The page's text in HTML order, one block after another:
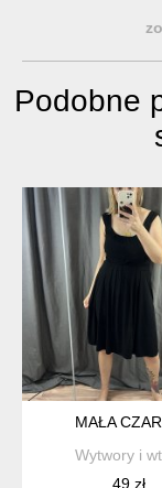
Podobne
MAŁA
Wytwory i
49 zł